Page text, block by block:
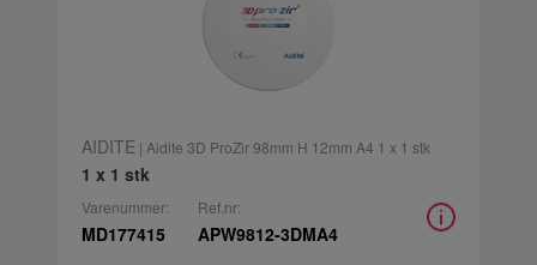
AIDITE | Aidite 3D ProZir 98mm H 12mm A4 1 x 1 stk
1 x 1 stk
Varenummer:
MD177415
Ref.nr:
APW9812-3DMA4